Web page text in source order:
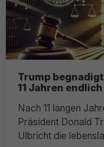
Trump
11 Jahren
Nach 11 langen
Präsident Donald
Ulbricht die